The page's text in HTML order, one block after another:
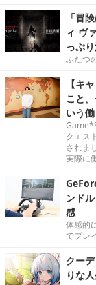
「冒
ィ ヴ
っぷ
ふたつ
【キ
こと
いう
クエス
されま
実際に
ンド
感
体感的
でプレ
クー
りな